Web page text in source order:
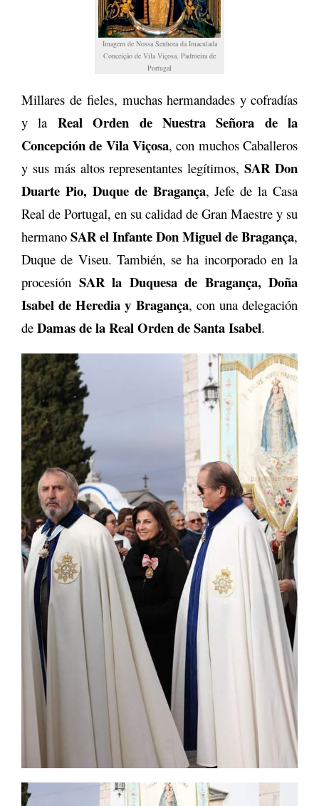
Imagem de Nossa Senhora da Imaculada
Conceição de Vila Viçosa, Padroeira de
Portugal
Millares de fieles, muchas hermandades y cofradías
y la Real Orden de Nuestra Señora de la
Concepción de Vila Viçosa, con muchos Caballeros
y sus más altos representantes legítimos,SAR Don
Duarte Pio, Duque de Bragança, Jefe de la Casa
Real de Portugal, en su calidad de Gran Maestre y su
hermano SAR el Infante Don Miguel de Bragança,
Duque de Viseu. También, se ha incorporado en la
procesión SAR la Duquesa de Bragança, Doña
Isabel de Heredia y Bragança, con una delegación
de Damas de la Real Orden de Santa Isabel.